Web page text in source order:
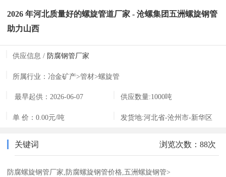
2026 年河北质量好的螺旋管道厂家 - 沧螺集团五洲螺旋钢管
助力山西
供应信息 / 防腐钢管厂家
所属行业： 冶金矿产>管材>螺旋管
最早起供： 2026-06-07
08:35:51
供应数量:1000吨
单 价：0.00元/吨 发货地:河北省-沧州市-新华区
关键词 浏览次数：88次
防腐螺旋钢管厂家,防腐螺旋钢管价格,五洲螺旋钢管>